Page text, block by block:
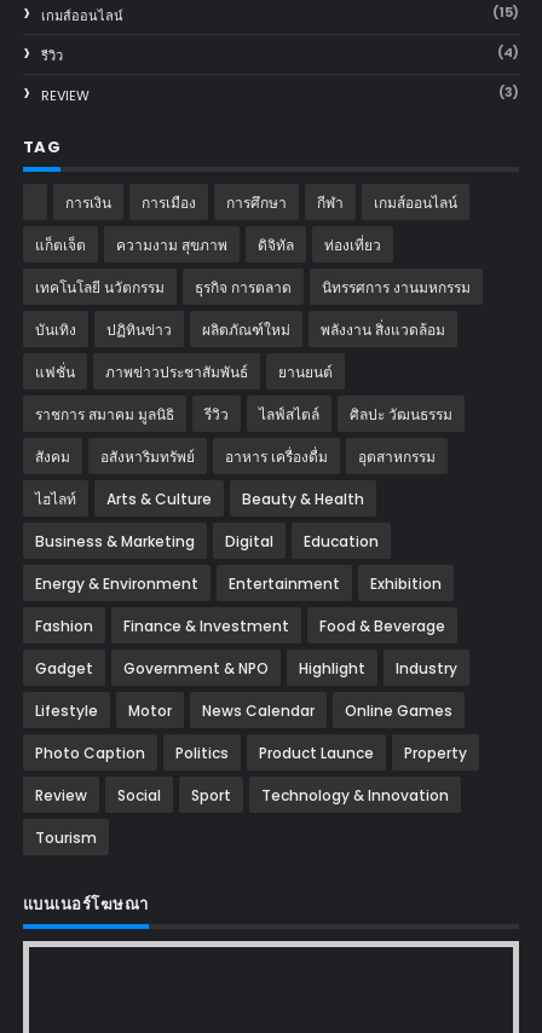
เกมส์ออนไลน์ (15)
รีวิว (4)
REVIEW (3)
TAG
การเงิน การเมือง การศึกษา กีฬา เกมส์ออนไลน์
แก็ตเจ็ต ความงาม สุขภาพ ดิจิทัล ท่องเที่ยว
เทคโนโลยี นวัตกรรม ธุรกิจ การตลาด นิทรรศการ งานมหกรรม
บันเทิง ปฏิทินข่าว ผลิตภัณฑ์ใหม่ พลังงาน สิ่งแวดล้อม
แฟชั่น ภาพข่าวประชาสัมพันธ์ ‎ยานยนต์‎
ราชการ สมาคม มูลนิธิ รีวิว ไลฟ์สไตล์ ศิลปะ วัฒนธรรม
สังคม อสังหาริมทรัพย์ อาหาร เครื่องดื่ม อุตสาหกรรม
ไฮไลท์ Arts & Culture Beauty & Health
Business & Marketing Digital Education
Energy & Environment Entertainment Exhibition
Fashion Finance & Investment Food & Beverage
Gadget Government & NPO Highlight Industry
Lifestyle Motor News Calendar Online Games
Photo Caption Politics Product Launce Property
Review Social Sport Technology & Innovation
Tourism
แบนเนอร์โฆษณา